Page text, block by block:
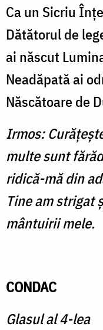
Ca un Sicriu
Dătătorul de
ai născut
Neadăpată ai
Născătoare de
Irmos:
multe sunt
ridică-mă din
Tine am strigat
mântuirii mele.
CONDAC
Glasul al 4-lea